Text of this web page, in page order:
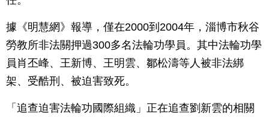
據《明慧網》報導，僅在2000到2004年，淄博市秋谷
勞教所非法關押過300多名法輪功學員。其中法輪功學
員肖丕峰、王新博、王明雲、鄒松濤等人被非法綁
架、受酷刑、被迫害致死。
「追查迫害法輪功國際組織」正在追查劉新雲的相關